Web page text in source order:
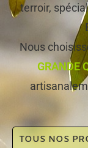
terroir,
Nous
GRANDE
TOUS NOS